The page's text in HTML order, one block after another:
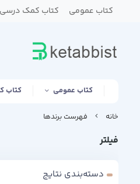
کتاب عمومی کتاب کمک درسی
کتاب عمومی کتاب
خانه فهرست برندها
فیلتر
دسته‌بندی نتایج